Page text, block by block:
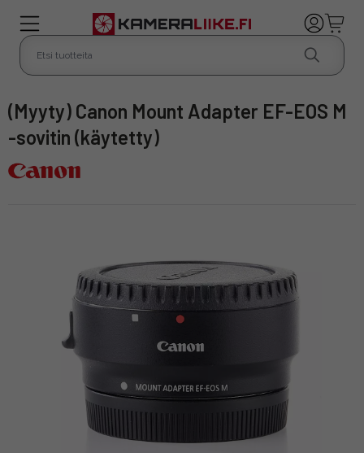
(Myyty) Canon Mount Adapter EF-EOS M
-sovitin (käytetty)